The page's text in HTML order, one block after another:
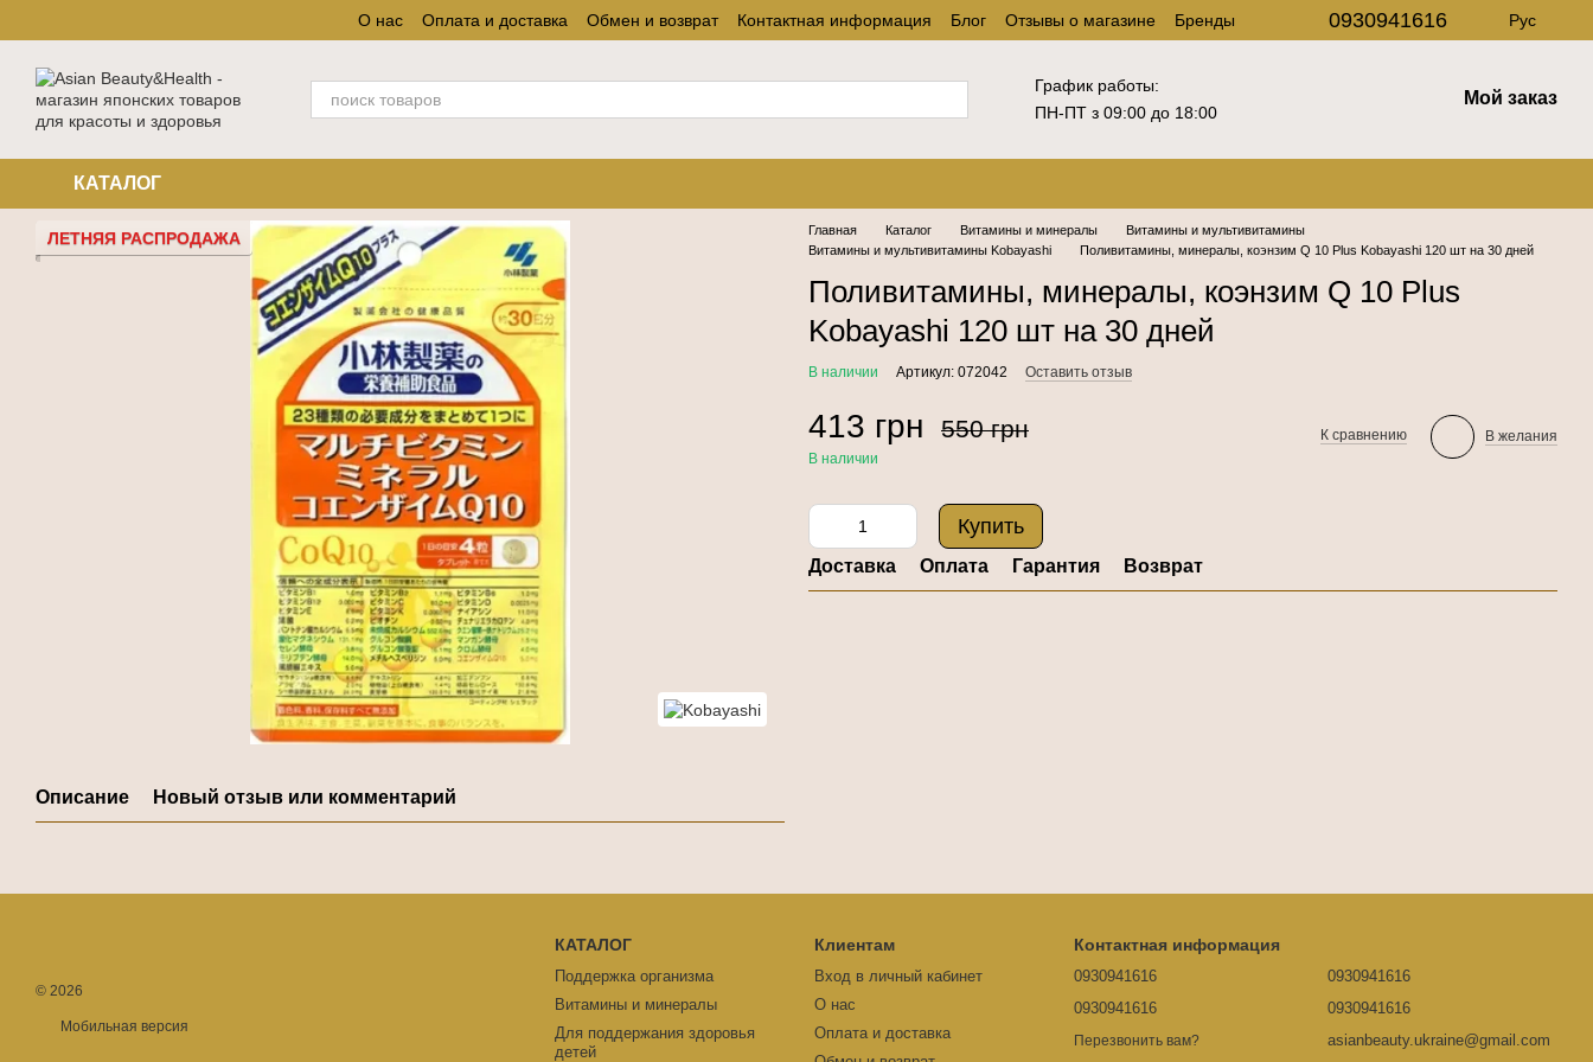
О нас Оплата и доставка Обмен и возврат Контактная информация Блог Отзывы о магазине Бренды 0930941616 Рус
График работы:
ПН-ПТ з 09:00 до 18:00
Мой заказ
КАТАЛОГ
ЛЕТНЯЯ РАСПРОДАЖА
Описание Новый отзыв или комментарий
Главная Каталог Витамины и минералы
Витамины и мультивитамины
Витамины и мультивитамины Kobayashi
Поливитамины, минералы, коэнзим Q 10 Plus Kobayashi 120 шт на 30 дней
Поливитамины, минералы, коэнзим Q 10 Plus
Kobayashi 120 шт на 30 дней
В наличии Артикул: 072042 Оставить отзыв
413 грн 550 грн
В наличии
К сравнению В желания
Купить
Доставка Оплата Гарантия Возврат
© 2026
Мобильная версия
КАТАЛОГ
Поддержка организма
Витамины и минералы
Для поддержания здоровья
детей
Клиентам
Вход в личный кабинет
О нас
Оплата и доставка
Контактная информация
0930941616
0930941616
Перезвонить вам?
0930941616
0930941616
asianbeauty.ukraine@gmail.com